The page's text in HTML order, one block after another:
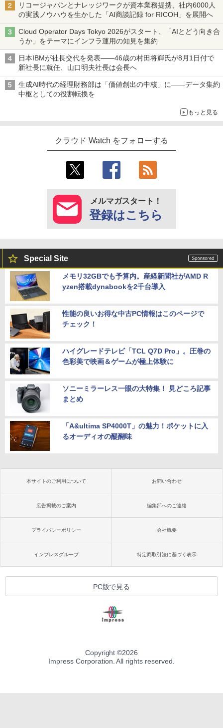
リコージャパンとナレッジワークが資本業務提携、社内6000人
の実践ノウハウを生かした「AI商談記録 for RICOH」を展開へ
Cloud Operator Days Tokyo 2026がスタート、「AIとどう向き合
うか」をテーマにインフラ運用の知見を集約
日本IBMが社長交代を発表――46歳の村田将輝氏が8月1日付で
新社長に就任、山口明夫社長は会長へ
生成AI時代の経理財務部は「価値創出の中核」に――データ集約
中枢としての役割転換を
もっと見る
クラウド Watch をフォローする
メルマガスタート！
登録はこちら
Special Site
メモリ32GBでも予算内。産経新聞社がAMD R
yzen搭載dynabookを2千台導入
性能の良いお得な中古PC情報はこのページで
チェック！
ハイグレードテレビ「TCL Q7D Pro」。圧巻の
色彩美で映画＆ゲームが極上体験に
ソニーミラーレス一眼の大特集！ 見どころ記事
まとめ
「A&ultima SP4000T」の魅力！ポケットに入
るオーディオの醍醐味
本サイトのご利用について お問い合わせ
広告掲載のご案内 編集部へのご連絡
プライバシーポリシー 会社概要
インプレスグループ 特定商取引法に基づく表示
PC版で見る
Copyright ©2026
Impress Corporation. All rights reserved.